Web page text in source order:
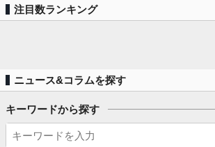
注目数ランキング
ニュース&コラムを探す
キーワードから探す